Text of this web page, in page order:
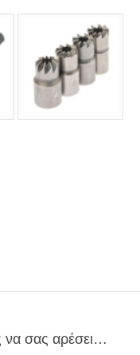
να σας αρέσει…